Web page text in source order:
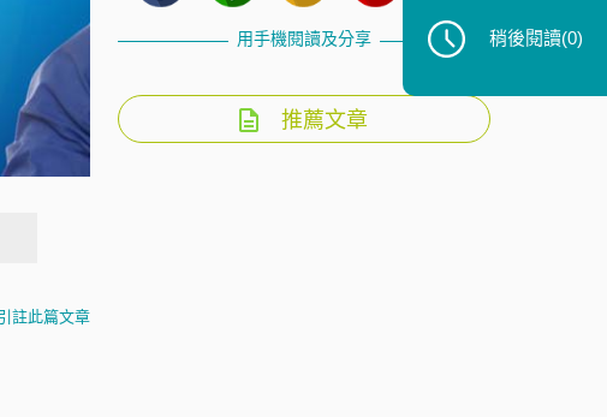
註此篇文章
用手機閱讀及分享
推薦文章
稍後閱讀(0)